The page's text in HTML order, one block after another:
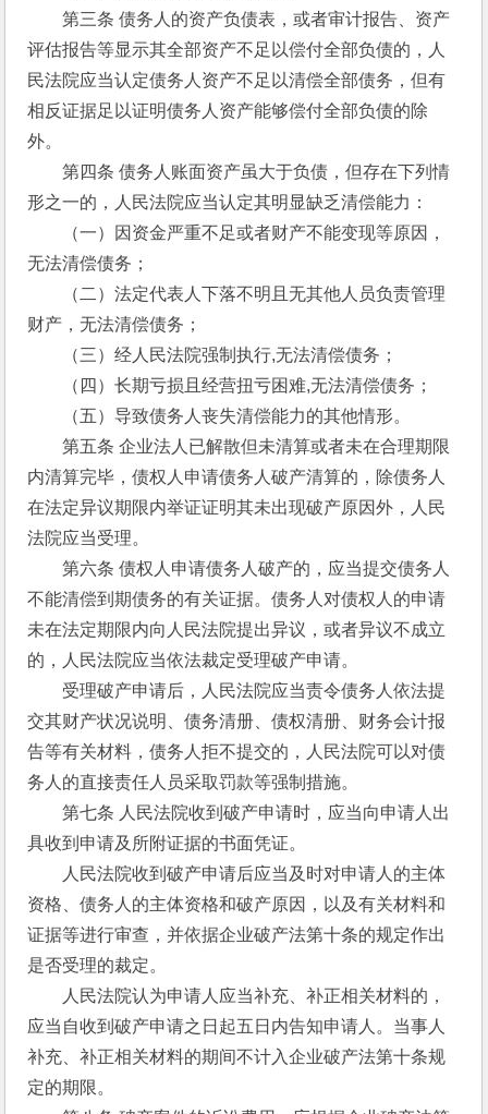
第三条 债务人的资产负债表，或者审计报告、资产
评估报告等显示其全部资产不足以偿付全部负债的，人
民法院应当认定债务人资产不足以清偿全部债务，但有
相反证据足以证明债务人资产能够偿付全部负债的除
外。
第四条 债务人账面资产虽大于负债，但存在下列情
形之一的，人民法院应当认定其明显缺乏清偿能力：
（一）因资金严重不足或者财产不能变现等原因，
无法清偿债务；
（二）法定代表人下落不明且无其他人员负责管理
财产，无法清偿债务；
（三）经人民法院强制执行,无法清偿债务；
（四）长期亏损且经营扭亏困难,无法清偿债务；
（五）导致债务人丧失清偿能力的其他情形。
第五条 企业法人已解散但未清算或者未在合理期限
内清算完毕，债权人申请债务人破产清算的，除债务人
在法定异议期限内举证证明其未出现破产原因外，人民
法院应当受理。
第六条 债权人申请债务人破产的，应当提交债务人
不能清偿到期债务的有关证据。债务人对债权人的申请
未在法定期限内向人民法院提出异议，或者异议不成立
的，人民法院应当依法裁定受理破产申请。
受理破产申请后，人民法院应当责令债务人依法提
交其财产状况说明、债务清册、债权清册、财务会计报
告等有关材料，债务人拒不提交的，人民法院可以对债
务人的直接责任人员采取罚款等强制措施。
第七条 人民法院收到破产申请时，应当向申请人出
具收到申请及所附证据的书面凭证。
人民法院收到破产申请后应当及时对申请人的主体
资格、债务人的主体资格和破产原因，以及有关材料和
证据等进行审查，并依据企业破产法第十条的规定作出
是否受理的裁定。
人民法院认为申请人应当补充、补正相关材料的，
应当自收到破产申请之日起五日内告知申请人。当事人
补充、补正相关材料的期间不计入企业破产法第十条规
定的期限。